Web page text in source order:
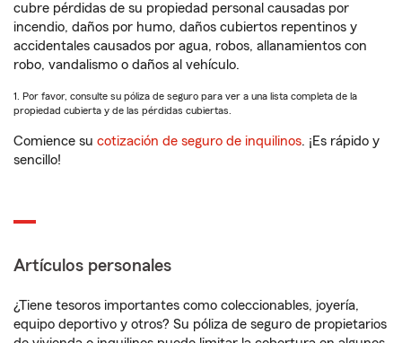
cubre pérdidas de su propiedad personal causadas por
incendio, daños por humo, daños cubiertos repentinos y
accidentales causados por agua, robos, allanamientos con
robo, vandalismo o daños al vehículo.
1. Por favor, consulte su póliza de seguro para ver a una lista completa de la
propiedad cubierta y de las pérdidas cubiertas.
Comience su cotización de seguro de inquilinos. ¡Es rápido y
sencillo!
Artículos personales
¿Tiene tesoros importantes como coleccionables, joyería,
equipo deportivo y otros? Su póliza de seguro de propietarios